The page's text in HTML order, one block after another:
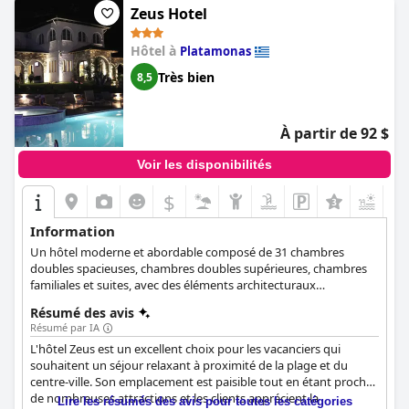
élevées de propreté et l'excellent service.
Zeus Hotel
Hôtel à Platamonas
8,5 Très bien
À partir de 92 $
Voir les disponibilités
$
Information
Un hôtel moderne et abordable composé de 31 chambres
doubles spacieuses, chambres doubles supérieures, chambres
familiales et suites, avec des éléments architecturaux
Résumé des avis
Résumé par IA
L'hôtel Zeus est un excellent choix pour les vacanciers qui
souhaitent un séjour relaxant à proximité de la plage et du
centre-ville. Son emplacement est paisible tout en étant proche
de nombreuses attractions et les clients apprécient la
Lire les résumés des avis pour toutes les catégories